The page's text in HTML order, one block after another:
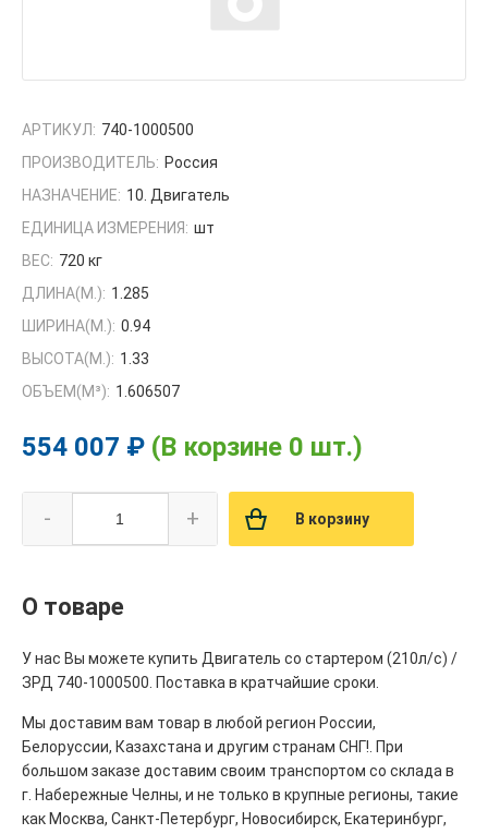
АРТИКУЛ: 740-1000500
ПРОИЗВОДИТЕЛЬ: Россия
НАЗНАЧЕНИЕ: 10. Двигатель
ЕДИНИЦА ИЗМЕРЕНИЯ: шт
ВЕС: 720 кг
ДЛИНА(М.): 1.285
ШИРИНА(М.): 0.94
ВЫСОТА(М.): 1.33
ОБЪЕМ(M³): 1.606507
554 007 ₽ (В корзине 0 шт.)
- + В корзину
О товаре
У нас Вы можете купить Двигатель со стартером (210л/с) /
ЗРД 740-1000500. Поставка в кратчайшие сроки.
Мы доставим вам товар в любой регион России,
Белоруссии, Казахстана и другим странам СНГ!. При
большом заказе доставим своим транспортом со склада в
г. Набережные Челны, и не только в крупные регионы, такие
как Москва, Санкт-Петербург, Новосибирск, Екатеринбург,